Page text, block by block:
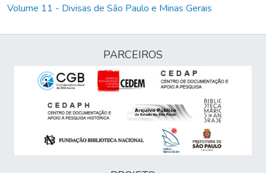
Volume 11 - Divisas de São Paulo e Minas Gerais
PARCEIROS